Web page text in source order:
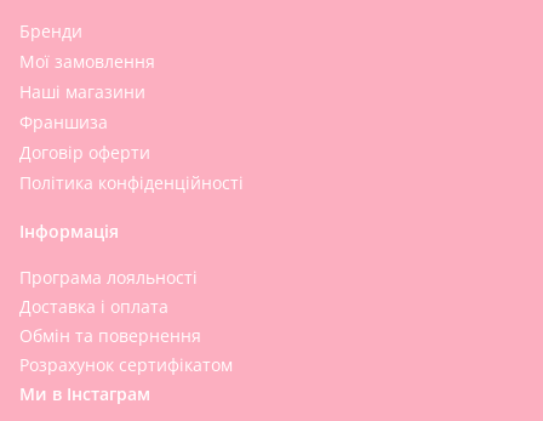
Бренди
Мої замовлення
Наші магазини
Франшиза
Договір оферти
Політика конфіденційності
Інформація
Програма лояльності
Доставка і оплата
Обмін та повернення
Розрахунок сертифікатом
Ми в Інстаграм